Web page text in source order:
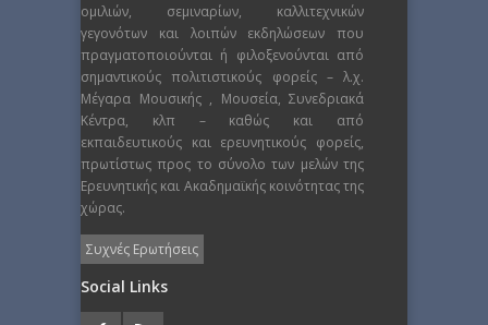
ομιλιών, σεμιναρίων, καλλιτεχνικών
γεγονότων και λοιπών εκδηλώσεων που
πραγματοποιούνται ή φιλοξενούνται από
σημαντικούς πολιτιστικούς φορείς – λ.χ.
Μέγαρα Μουσικής , Μουσεία, Συνεδριακά
Κέντρα, κλπ – καθώς και από
εκπαιδευτικούς και ερευνητικούς φορείς,
πρωτίστως προς το σύνολο των μελών της
Ερευνητικής και Ακαδημαϊκής κοινότητας της
χώρας.
Συχνές Ερωτήσεις
Social Links